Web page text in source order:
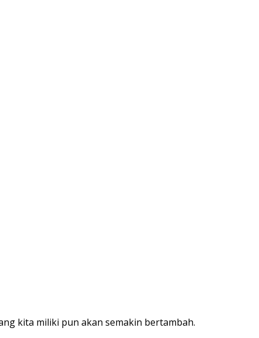
kita miliki pun akan semakin bertambah.